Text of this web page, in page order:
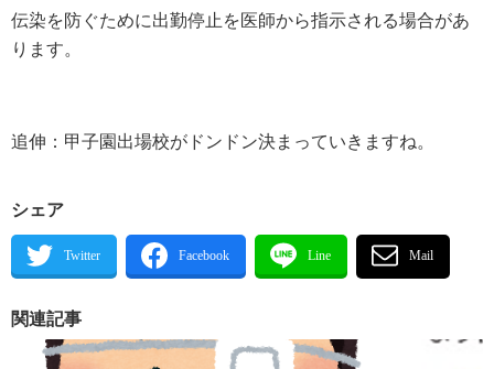
伝染を防ぐために出勤停止を医師から指示される場合があ
ります。
追伸：甲子園出場校がドンドン決まっていきますね。
シェア
関連記事